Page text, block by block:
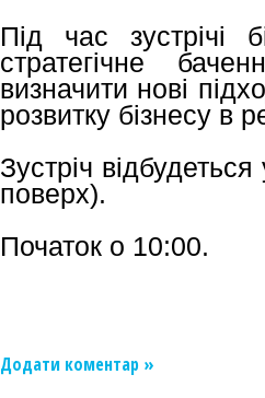
Під час зустрічі
стратегічне
визначити нові
розвитку бізнесу в
Зустріч
поверх).
Початок о 10:00.
Додати коментар »